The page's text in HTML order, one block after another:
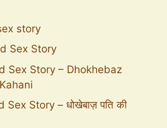
story
Sex Story
Sex Story – Dhokhebaz
Story – धोखेबाज़ पति की